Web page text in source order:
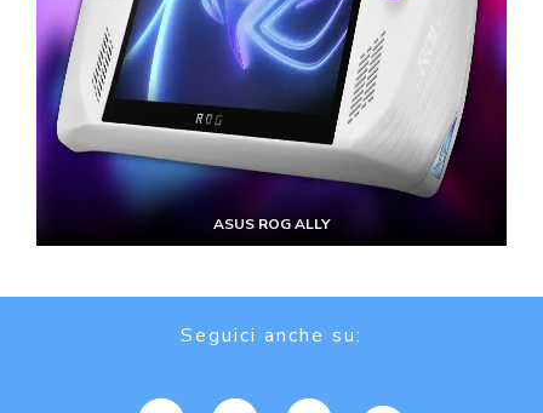
ASUS ROG ALLY
Seguici anche su: